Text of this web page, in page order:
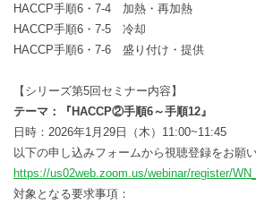
HACCP手順6・7-4 加熱・再加熱
HACCP手順6・7-5 冷却
HACCP手順6・7-6 盛り付け・提供
【シリーズ第5回セミナー内容】
テーマ：『HACCP②手順6～手順12』
日時：2026年1月29日（木）11:00~11:45
以下の申し込みフォームから視聴登録をお願
https://us02web.zoom.us/webinar/register/
対象となる要求事項：